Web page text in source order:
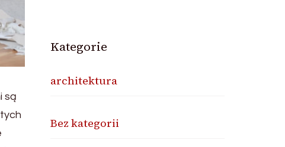
są
Kategorie
architektura
Bez kategorii